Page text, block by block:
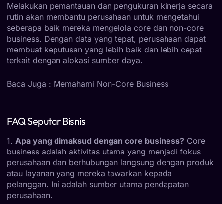
Melakukan pemantauan dan pengukuran kinerja secara
rutin akan membantu perusahaan untuk mengetahui
seberapa baik mereka mengelola core dan non-core
business. Dengan data yang tepat, perusahaan dapat
membuat keputusan yang lebih baik dan lebih cepat
terkait dengan alokasi sumber daya.
Baca Juga : Memahami Non-Core Business
FAQ Seputar Bisnis
1. Apa yang dimaksud dengan core business? Core
business adalah aktivitas utama yang menjadi fokus
perusahaan dan berhubungan langsung dengan produk
atau layanan yang mereka tawarkan kepada
pelanggan. Ini adalah sumber utama pendapatan
perusahaan.